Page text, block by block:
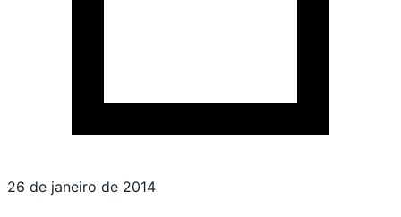
26 de janeiro de 2014